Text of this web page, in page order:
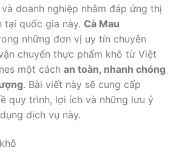
doanh nghiệp nhằm đáp ứng thị
quốc gia này. Cà Mau
những đơn vị uy tín chuyên
chuyển thực phẩm khô từ Việt
một cách an toàn, nhanh chóng
. Bài viết này sẽ cung cấp
quy trình, lợi ích và những lưu ý
dịch vụ này.